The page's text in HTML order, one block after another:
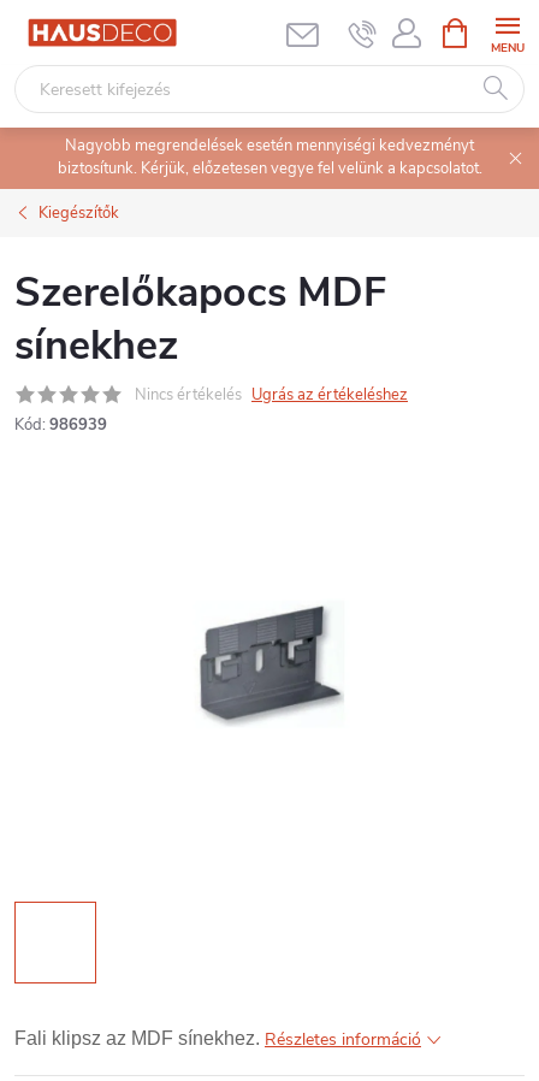
Ugrás
tartalomhoz
KOSÁR
Nagyobb megrendelések esetén mennyiségi kedvezményt
biztosítunk. Kérjük, előzetesen vegye fel velünk a kapcsolatot.
Kiegészítők
Szerelőkapocs MDF
sínekhez
Nincs értékelés Ugrás az értékeléshez
Kód: 986939
Fali klipsz az MDF sínekhez. Részletes információ